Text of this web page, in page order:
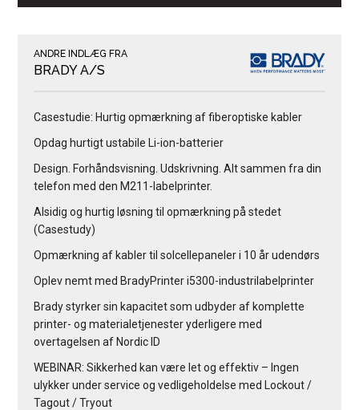
ANDRE INDLÆG FRA
BRADY A/S
Casestudie: Hurtig opmærkning af fiberoptiske kabler
Opdag hurtigt ustabile Li-ion-batterier
Design. Forhåndsvisning. Udskrivning. Alt sammen fra din
telefon med den M211-labelprinter.
Alsidig og hurtig løsning til opmærkning på stedet
(Casestudy)
Opmærkning af kabler til solcellepaneler i 10 år udendørs
Oplev nemt med BradyPrinter i5300-industrilabelprinter
Brady styrker sin kapacitet som udbyder af komplette
printer- og materialetjenester yderligere med
overtagelsen af Nordic ID
WEBINAR: Sikkerhed kan være let og effektiv – Ingen
ulykker under service og vedligeholdelse med Lockout /
Tagout / Tryout